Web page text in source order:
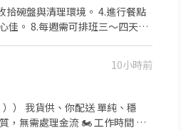
拾碗盤與清理環境。 4.進行餐點
佳。 8.每週需可排班三～四天，
10小時前
） 我貨供、你配送 單純、穩
，無需處理金流 🏍️ 工作時間 ✔️